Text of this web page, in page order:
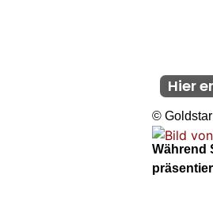
Hier
©
Während